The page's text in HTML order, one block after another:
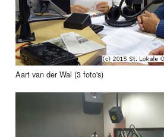
Aart van der Wal (3 foto's)